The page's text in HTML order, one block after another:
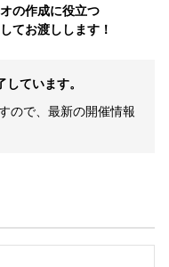
の作成に役立つ
てお渡しします！
ています。
ので、 最新の開催情報